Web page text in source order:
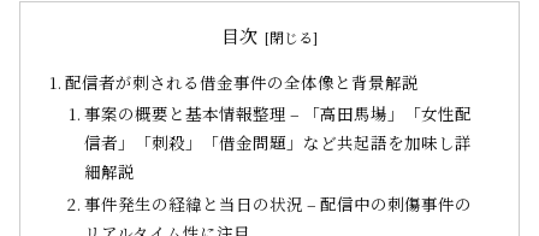
目次
配信者が刺される借金事件の全体像と背景解説
事案の概要と基本情報整理 – 「高田馬場」「女性配
信者」「刺殺」「借金問題」など共起語を加味し詳
細解説
事件発生の経緯と当日の状況 – 配信中の刺傷事件の